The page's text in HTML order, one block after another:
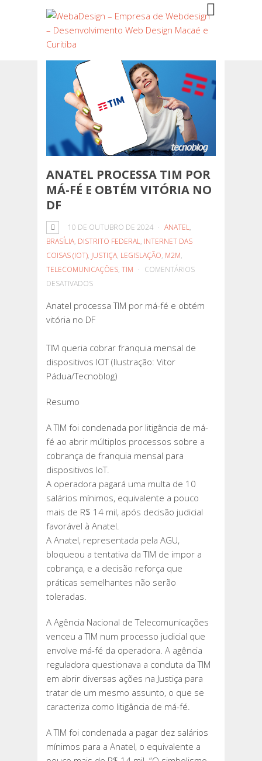
ANATEL PROCESSA TIM POR
MÁ-FÉ E OBTÉM VITÓRIA NO
DF
10 DE OUTUBRO DE 2024 ANATEL,
BRASÍLIA, DISTRITO FEDERAL, INTERNET DAS
COISAS (IOT), JUSTIÇA, LEGISLAÇÃO, M2M,
TELECOMUNICAÇÕES, TIM
COMENTÁRIOS
DESATIVADOSEM
PROCESSA
MÁ-
FÉ
E
NO
DF
Anatel processa TIM por má-fé e obtém
vitória no DF
TIM queria cobrar franquia mensal de
dispositivos IOT (Ilustração: Vitor
Pádua/Tecnoblog)
Resumo
A TIM foi condenada por litigância de má-
fé ao abrir múltiplos processos sobre a
cobrança de franquia mensal para
dispositivos IoT.
A operadora pagará uma multa de 10
salários mínimos, equivalente a pouco
mais de R$ 14 mil, após decisão judicial
favorável à Anatel.
A Anatel, representada pela AGU,
bloqueou a tentativa da TIM de impor a
cobrança, e a decisão reforça que
práticas semelhantes não serão
toleradas.
A Agência Nacional de Telecomunicações
venceu a TIM num processo judicial que
envolve má-fé da operadora. A agência
reguladora questionava a conduta da TIM
em abrir diversas ações na Justiça para
tratar de um mesmo assunto, o que se
caracteriza como litigância de má-fé.
A TIM foi condenada a pagar dez salários
mínimos para a Anatel, o equivalente a